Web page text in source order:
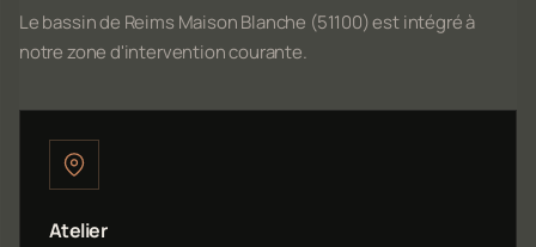
Le bassin de Reims Maison Blanche (51100) est intégré à
notre zone d'intervention courante.
Atelier